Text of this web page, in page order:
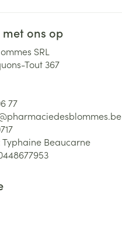
ons op
SRL
Tout 367
77
pharmaciedesblommes.be
Typhaine Beaucarne